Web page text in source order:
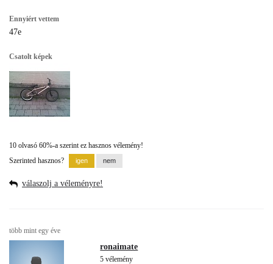
Ennyiért vettem
47e
Csatolt képek
10 olvasó 60%-a szerint ez hasznos vélemény!
Szerinted hasznos?
válaszolj a véleményre!
több mint egy éve
ronaimate
5 vélemény